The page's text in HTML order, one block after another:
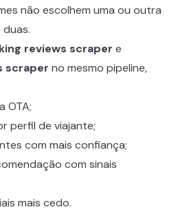
não escolhem uma ou outra
reviews scraper e
scraper no mesmo pipeline,
OTA;
perfil de viajante;
com mais confiança;
com sinais
mais cedo.